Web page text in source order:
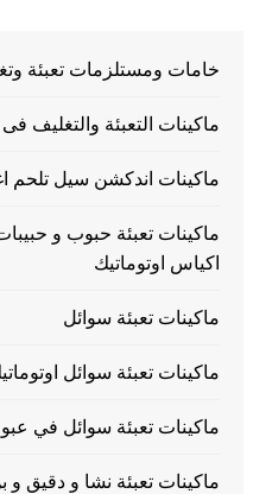
خامات ومستلزمات تعبئة
ماكينات التعبئة والتغليف
ماكينات اندكشن سيل تلحم
ماكينات تعبئة حبوب و
اكياس اوتوماتيك
ماكينات تعبئة سوائل
ماكينات تعبئة سوائل
ماكينات تعبئة سوائل في
ماكينات تعبئة نشا و دقيق و